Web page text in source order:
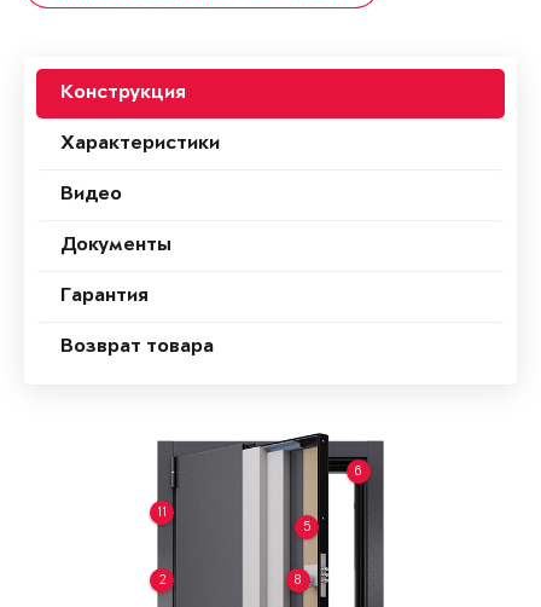
Конструкция
Характеристики
Видео
Документы
Гарантия
Возврат товара
2
5
6
8
11